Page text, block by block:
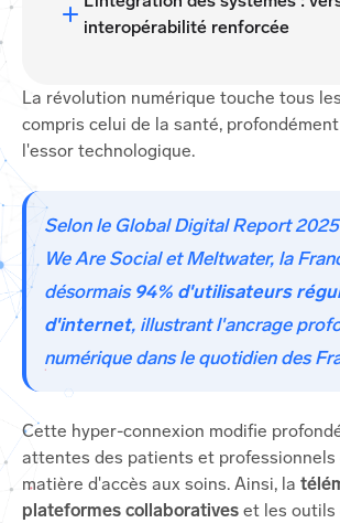
interopérabilité renforcée
La révolution numérique touche tous
compris celui de la santé,
l'essor technologique.
Selon le Global Digital Report
We Are Social et Meltwater, la
désormais 94% d'utilisateurs
d'internet, illustrant l'ancrage
numérique dans le quotidien des
Cette hyper-connexion modifie
attentes des patients et professionnels
matière d'accès aux soins. Ainsi, la
plateformes collaboratives et les outils